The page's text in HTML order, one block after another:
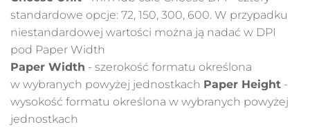
standardowe opcje: 72, 150, 300, 600. W przypadku
niestandardowej wartości można ją nadać w DPI
pod Paper Width
Paper Width - szerokość formatu określona
w wybranych powyżej jednostkach Paper Height -
wysokość formatu określona w wybranych powyżej
jednostkach